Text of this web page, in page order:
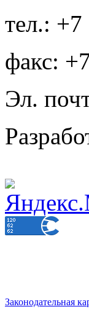
тел.:
факс:
Эл.
Законодательная